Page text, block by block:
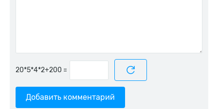
=
Добавить комментарий